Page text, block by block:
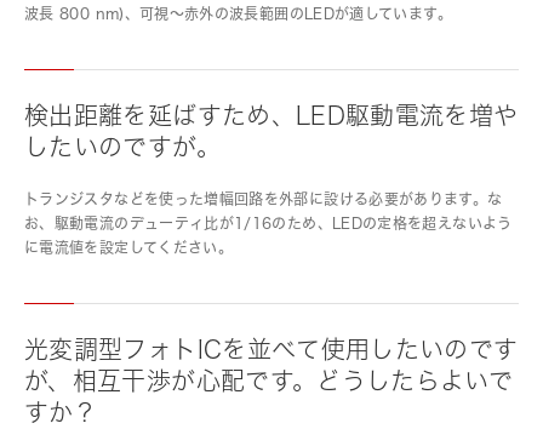
波長 800 nm)、可視～赤外の波長範囲のLEDが適しています。
検出距離を延ばすため、LED駆動電流を増や
したいのですが。
トランジスタなどを使った増幅回路を外部に設ける必要があります。な
お、駆動電流のデューティ比が1/16のため、LEDの定格を超えないよう
に電流値を設定してください。
光変調型フォトICを並べて使用したいのです
が、相互干渉が心配です。どうしたらよいで
すか？